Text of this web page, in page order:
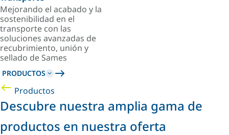
Mejorando el acabado y la
sostenibilidad en el
transporte con las
soluciones avanzadas de
recubrimiento, unión y
sellado de Sames
PRODUCTOS
Productos
Descubre nuestra amplia gama de
productos en nuestra oferta